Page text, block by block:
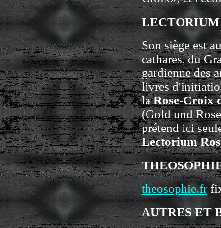
Son siège est
cathares, du
gardienne des
livres
laRose-Croix
(Gold und
prétend ici
Lectorium
theosophie.fr
AUTRES ET